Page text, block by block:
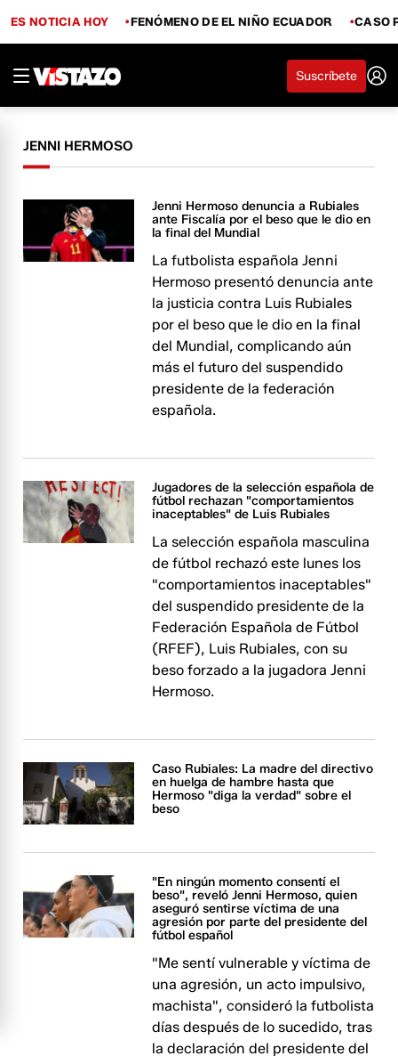
ES NOTICIA HOY FENÓMENO DE EL NIÑO ECUADOR CASO
Suscríbete
JENNI HERMOSO
Jenni Hermoso denuncia a Rubiales
ante Fiscalía por el beso que le dio en
la final del Mundial
La futbolista española Jenni
Hermoso presentó denuncia ante
la justicia contra Luis Rubiales
por el beso que le dio en la final
del Mundial, complicando aún
más el futuro del suspendido
presidente de la federación
española.
Jugadores de la selección española de
fútbol rechazan "comportamientos
inaceptables" de Luis Rubiales
La selección española masculina
de fútbol rechazó este lunes los
"comportamientos inaceptables"
del suspendido presidente de la
Federación Española de Fútbol
(RFEF), Luis Rubiales, con su
beso forzado a la jugadora Jenni
Hermoso.
Caso Rubiales: La madre del directivo
en huelga de hambre hasta que
Hermoso "diga la verdad" sobre el
beso
"En ningún momento consentí el
beso", reveló Jenni Hermoso, quien
aseguró sentirse víctima de una
agresión por parte del presidente del
fútbol español
"Me sentí vulnerable y víctima de
una agresión, un acto impulsivo,
machista", consideró la futbolista
días después de lo sucedido, tras
la declaración del presidente del